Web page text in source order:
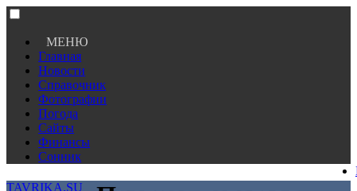
МЕНЮ
Главная
Новости
Справочник
Фотографии
Погода
Сайты
Финансы
Сонник
TAVRIKA.SU